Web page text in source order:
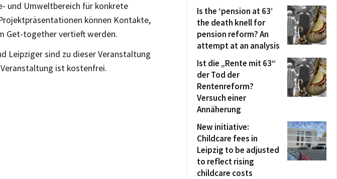
und Umweltbereich für konkrete
können Kontakte,
Get-together vertieft werden.
Leipziger sind zu dieser Veranstaltung
ist kostenfrei.
Is the ‘pension at 63’
the death knell for
pension reform? An
attempt at an analysis
Ist die „Rente mit 63“
der Tod der
Rentenreform?
Versuch einer
Annäherung
New initiative:
Childcare fees in
Leipzig to be adjusted
to reflect rising
childcare costs